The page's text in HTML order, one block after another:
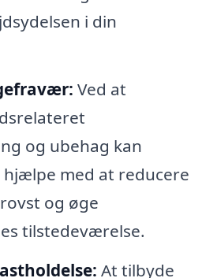
i din
Ved at
og ubehag kan
med at reducere
og øge
tilstedeværelse.
At tilbyde